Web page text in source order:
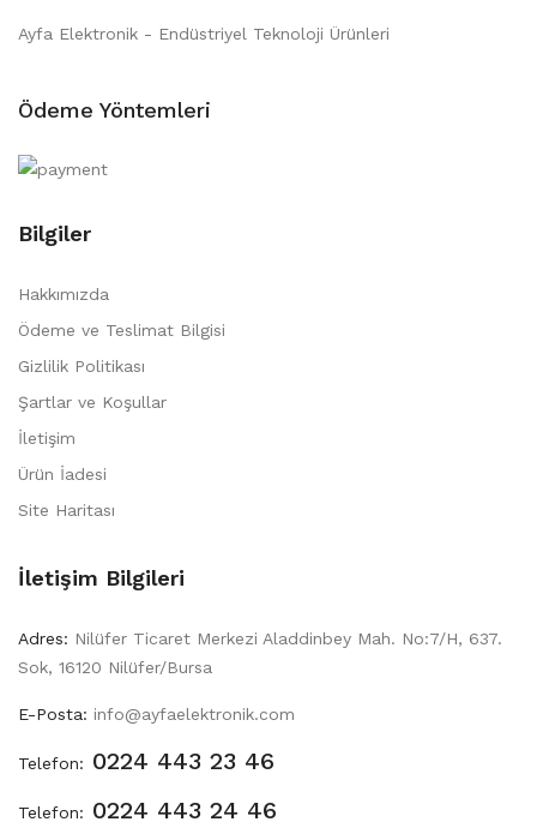
Ayfa Elektronik - Endüstriyel Teknoloji Ürünleri
Ödeme Yöntemleri
Bilgiler
Hakkımızda
Ödeme ve Teslimat Bilgisi
Gizlilik Politikası
Şartlar ve Koşullar
İletişim
Ürün İadesi
Site Haritası
İletişim Bilgileri
Adres: Nilüfer Ticaret Merkezi Aladdinbey Mah. No:7/H, 637.
Sok, 16120 Nilüfer/Bursa
E-Posta: info@ayfaelektronik.com
Telefon: 0224 443 23 46
Telefon: 0224 443 24 46